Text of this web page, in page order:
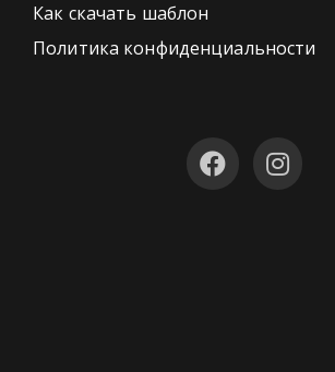
Как скачать шаблон
Политика конфиденциальности